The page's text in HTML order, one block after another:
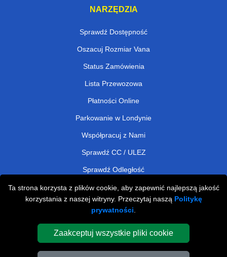
Ta strona korzysta z plików cookie, aby zapewnić najlepszą jakość
korzystania z naszej witryny. Przeczytaj naszą Politykę
prywatności
Zaakceptuj wszystkie pliki cookie
NARZĘDZIA
Sprawdź Dostępność
Oszacuj Rozmiar Vana
Status Zamówienia
Lista Przewozowa
Płatności Online
Parkowanie w Londynie
Współpracuj z Nami
Sprawdź CC / ULEZ
Sprawdź Odległość
Man and Van Removals